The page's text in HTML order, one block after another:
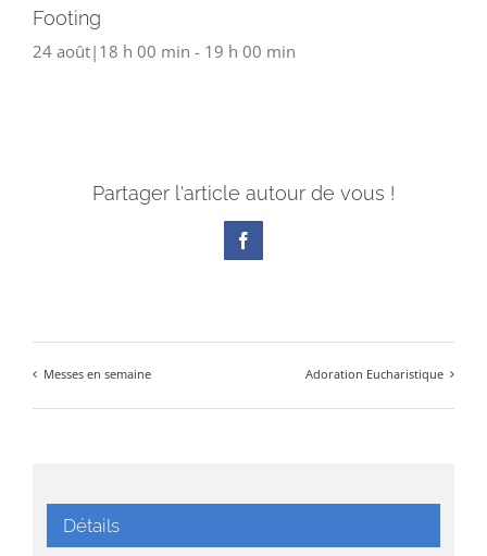
Footing
24 août|18 h 00 min - 19 h 00 min
Partager l'article autour de vous !
Facebook
Messes en semaine Adoration Eucharistique
Détails